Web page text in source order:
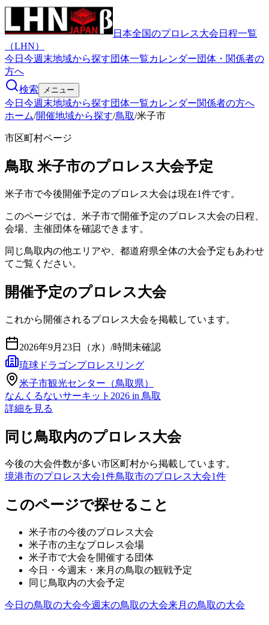
日本全国のプロレス大会日程一覧
（LHN）
今日 今週末地域から探す団体一覧カレンダー団体・関係者の
方へ
検索
メニュー
今日 今週末地域から探す団体一覧カレンダー関係者の方へ
ホーム/開催地域から探す/鳥取/米子市
市区町村ページ
鳥取 米子市のプロレス大会予定
米子市で今後開催予定のプロレス大会は現在1件です。
このページでは、米子市で開催予定のプロレス大会の日程、
会場、主催団体を確認できます。
同じ鳥取内の他エリアや、都道府県全体の大会予定もあわせ
てご覧ください。
開催予定のプロレス大会
これから開催されるプロレス大会を掲載しています。
2026年9月23日（水） /時間未確認
琉球ドラゴンプロレスリング
米子市観光センター（鳥取県）
なんくるないサーキット2026 in 鳥取
詳細を見る
同じ鳥取内のプロレス大会
今後の大会件数が多い市区町村から掲載しています。
境港市のプロレス大会1件鳥取市のプロレス大会1件
このページで探せること
米子市の今後のプロレス大会
米子市の主なプロレス会場
米子市で大会を開催する団体
今日・今週末・来月の鳥取の観戦予定
同じ鳥取内の大会予定
今日の鳥取の大会今週末の鳥取の大会来月の鳥取の大会